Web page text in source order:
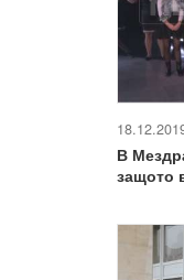
В
защото